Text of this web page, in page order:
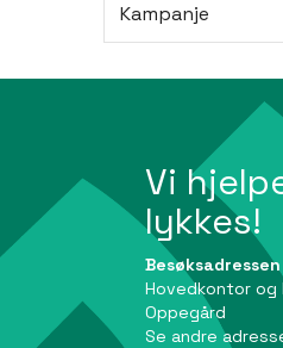
Kampanje
Vi
lykkes!
Hovedkontor og
Oppegård
Se andre